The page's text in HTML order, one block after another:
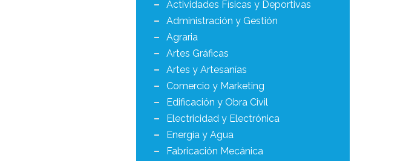
Actividades Físicas y Deportivas
Administración y Gestión
Agraria
Artes Gráficas
Artes y Artesanías
Comercio y Marketing
Edificación y Obra Civil
Electricidad y Electrónica
Energía y Agua
Fabricación Mecánica